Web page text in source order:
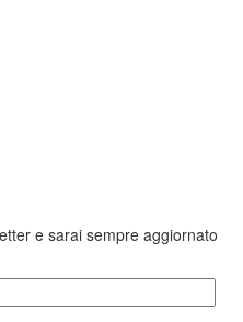
e sarai sempre aggiornato